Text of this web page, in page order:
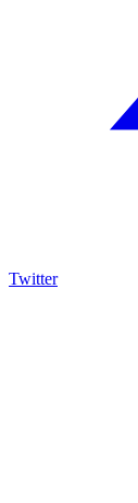
Twitter